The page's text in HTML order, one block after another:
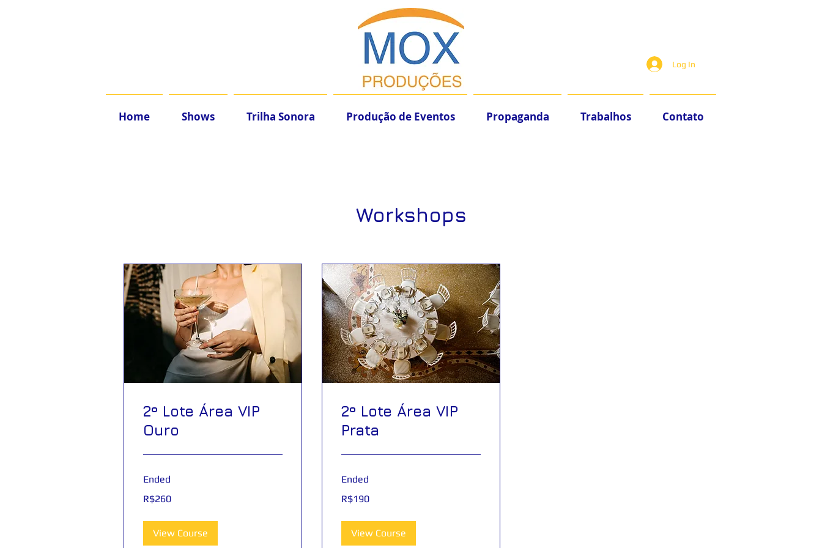
Log In
Home Shows Trilha Sonora Produção de Eventos Propaganda Trabalhos Contato
Workshops
2º Lote Área VIP
Ouro
Ended
Brazilian
reals
R$260
View Course
2º Lote Área VIP
Prata
Ended
Brazilian
reals
R$190
View Course